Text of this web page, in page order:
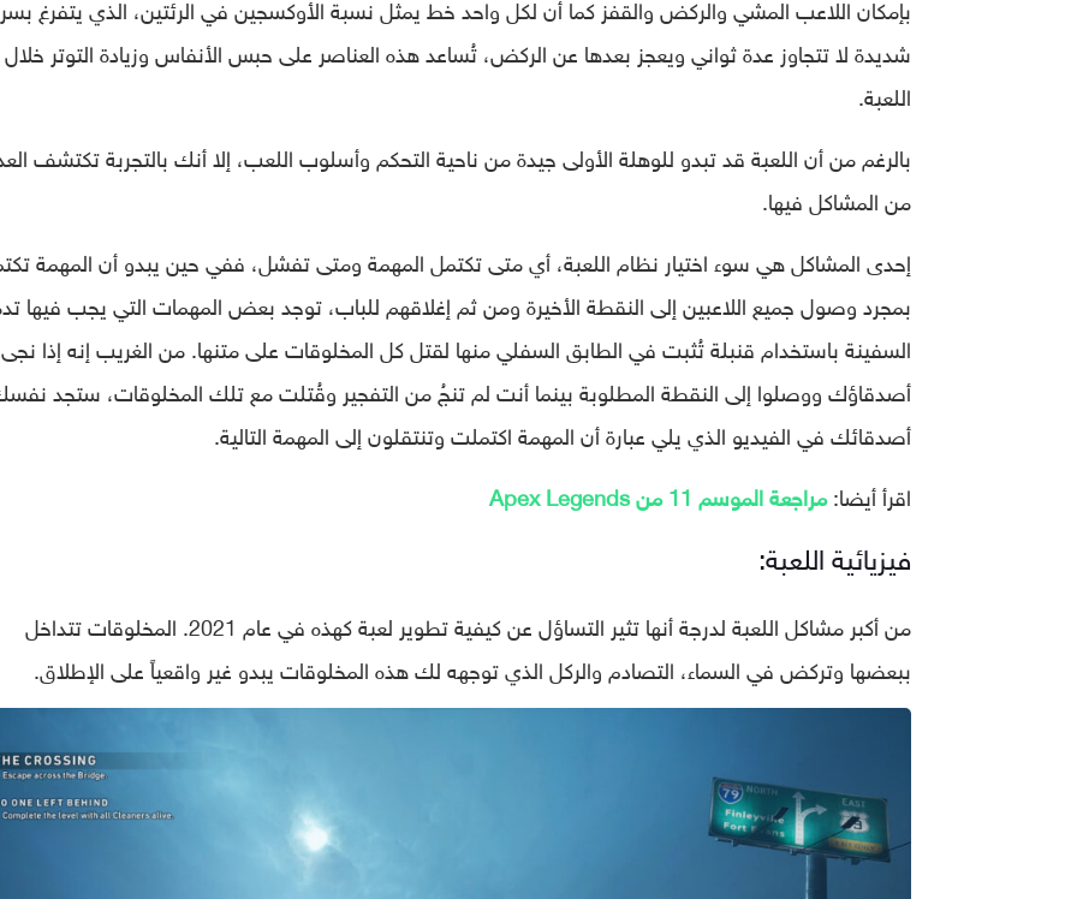
بإمكان اللاعب المشي والركض والقفز كما أن لكل واحد خط يمثل نسبة الأوكسجين في الرئتين، الذي يتفرغ
شديدة لا تتجاوز عدة ثواني ويعجز بعدها عن الركض، تُساعد هذه العناصر على حبس الأنفاس وزيادة التوتر خلال
اللعبة.
بالرغم من أن اللعبة قد تبدو للوهلة الأولى جيدة من ناحية التحكم وأسلوب اللعب، إلا أنك بالتجربة تكتشف
من المشاكل فيها.
إحدى المشاكل هي سوء اختيار نظام اللعبة، أي متى تكتمل المهمة ومتى تفشل، ففي حين يبدو أن المهمة
بمجرد وصول جميع اللاعبين إلى النقطة الأخيرة ومن ثم إغلاقهم للباب، توجد بعض المهمات التي يجب فيها
السفينة باستخدام قنبلة تُثبت في الطابق السفلي منها لقتل كل المخلوقات على متنها. من الغريب إنه إذا نجى
أصدقاؤك ووصلوا إلى النقطة المطلوبة بينما أنت لم تنجُ من التفجير وقُتلت مع تلك المخلوقات، ستجد
أصدقائك في الفيديو الذي يلي عبارة أن المهمة اكتملت وتنتقلون إلى المهمة التالية.
اقرأ أيضا:مراجعة الموسم 11 من Apex Legends
فيزيائية اللعبة:
من أكبر مشاكل اللعبة لدرجة أنها تثير التساؤل عن كيفية تطوير لعبة كهذه في عام 2021. المخلوقات تتداخل
ببعضها وتركض في السماء، التصادم والركل الذي توجهه لك هذه المخلوقات يبدو غير واقعياً على الإطلاق.